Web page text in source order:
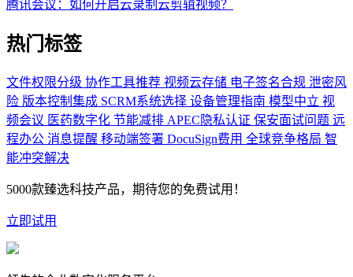
腾讯会议：如何开启云录制云剪辑视频？
热门标签
文件权限分级 协作工具推荐 视频云存储 电子签名合规 泄密风
险 版本控制集成 SCRM系统选择 设备管理指南 模型中立 视
频会议 医药数字化 节能减排 APEC隐私认证 保安面试问题 远
程办公 消息提醒 移动端签署 DocuSign费用 全球竞争格局 智
能冲突解决
5000款臻选科技产品，期待您的免费试用！
立即试用